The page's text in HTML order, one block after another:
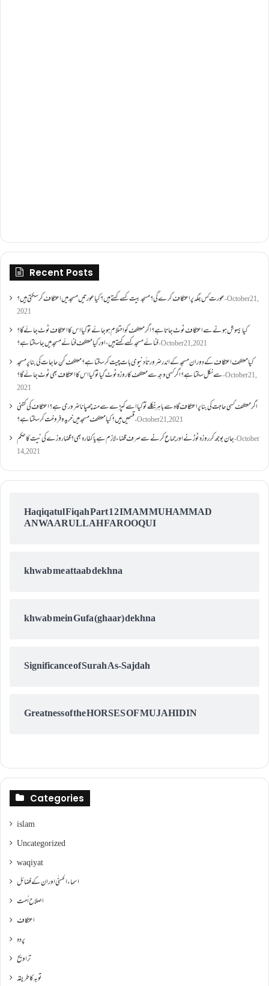
Recent Posts
عورت کس جگہ پر اعتکاف کرے گی؟مسجد بیت کسے کہتے ہیں؟کیا عورتیں مسجد میں اعتکاف کر سکتی ہیں؟ October 21,
2021
کیا بیہوش ہونے سے اعتکاف ٹوٹ جاتا ہے؟ اگر معتکف کو احتلام ہو جائے تو کیا اس کا اعتکاف ٹوٹ جائے گا؟
فنائے مسجد کسے کہتے ہیں ، اور کیا معتکف فنائے مسجد میں جا سکتا ہے؟October 21, 2021
کیا معتکف اعتکاف کے دوران مسجد کے اندر ضرورتاً دنیوی بات چیت کر سکتا ہے؟معتکف کن حاجات کی بنا پر مسجد
سے نکل سکتا ہے؟ اگر کسی وجہ سے معتکف کا روزہ ٹوٹ گیا تو کیا اس کا اعتکاف بھی ٹوٹ جائے گا؟ October 21,
2021
اگر معتکف کسی حاجت کی بنا پر اعتکاف گاہ سے باہر نکلے تو کیا اسے کپڑے سے منہ چھپانا ضروری ہے؟اعتکاف کی کتنی
قسمیں ہیں؟کیا معتکف مسجد میں خرید و فروخت کر سکتا ہے؟October 21, 2021
جان بوجھ کر روزہ ٹوڑنے اور جماع کرنے سے صرف قضاء لازم ہے یا کفارہ بھی؟ قضا روزے کی نیت کا حکم October
14, 2021
Haqiqatul Fiqah Part 1 2 IMAM MUHAMMAD
ANWAARULLAH FAROOQUI
khwab me attaab dekhna
khwab mein Gufa (ghaar) dekhna
Significance of Surah As-Sajdah
Greatness of the HORSES OF MUJAHIDIN
Categories
islam
Uncategorized
waqiyat
اسماءالحسنٰی اور ان کے فضائل
اصلاح اُمت
اعتکاف
پردہ
تراویح
توبہ کا طریقہ